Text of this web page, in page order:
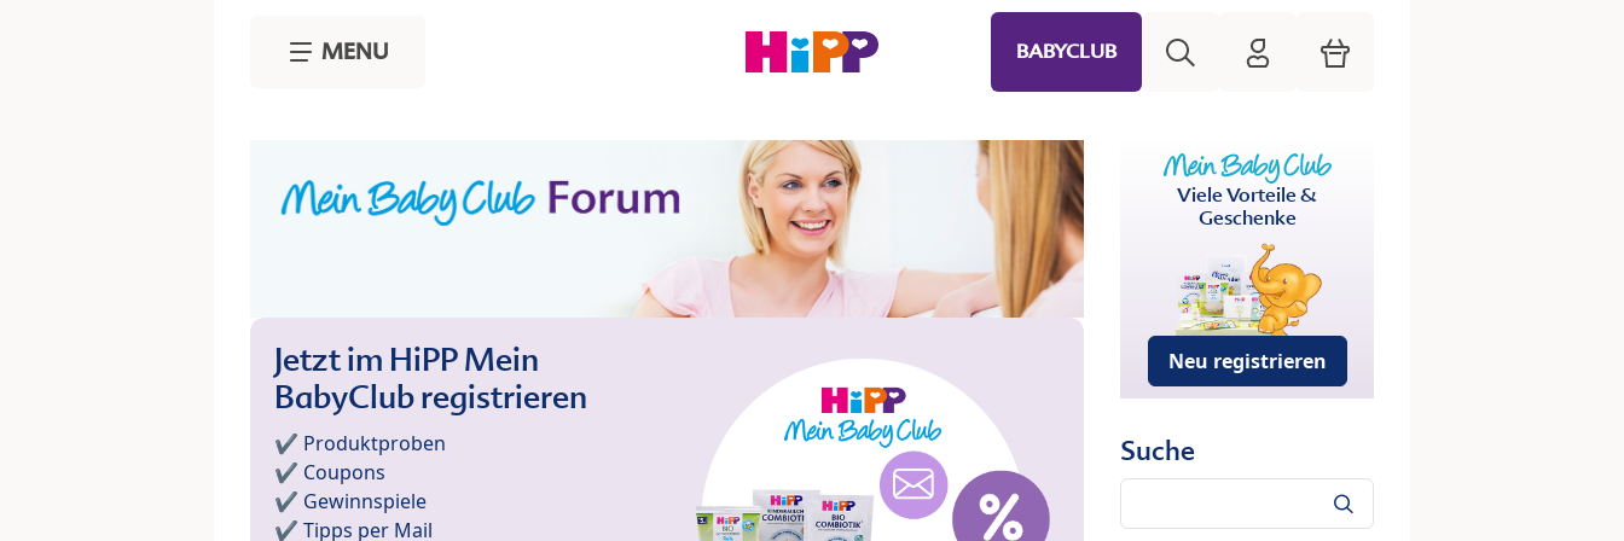
MENU BABYCLUB HiPP Mein Babyclub
Warenkorb
Jetzt im HiPP Mein
BabyClub registrieren
✔️ Produktproben
✔️ Coupons
✔️ Gewinnspiele
✔️ Tipps per Mail
Viele Vorteile &
Geschenke
Neu registrieren
Suche